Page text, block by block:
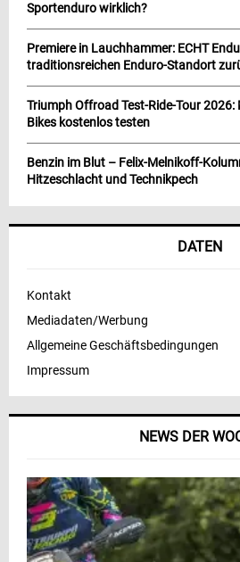
NEWS DER
Sportenduro wirklich?
Premiere in Lauchhammer: ECHT
traditionsreichen Enduro-Standort
Triumph Offroad Test-Ride-Tour
Bikes kostenlos testen
Benzin im Blut – Felix-Melnikoff-
Hitzeschlacht und Technikpech
DATEN
Kontakt
Mediadaten/Werbung
Allgemeine Geschäftsbedingungen
Impressum